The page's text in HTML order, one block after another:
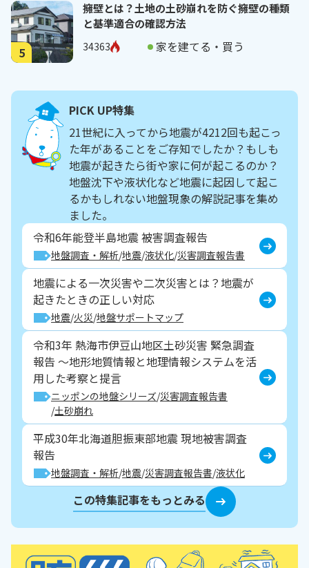
5
擁壁とは？土地の土砂崩れを防ぐ擁壁の種類
と基準適合の確認方法
34363 家を建てる・買う
PICK UP特集
21世紀に入ってから地震が4212回も起こっ
た年があることをご存知でしたか？もしも
地震が起きたら街や家に何が起こるのか？
地盤沈下や液状化など地震に起因して起こ
るかもしれない地盤現象の解説記事を集め
ました。
令和6年能登半島地震 被害調査報告
地盤調査・解析 地震 液状化 災害調査報告書
地震による一次災害や二次災害とは？地震が
起きたときの正しい対応
地震 火災 地盤サポートマップ
令和3年 熱海市伊豆山地区土砂災害 緊急調査
報告 ～地形地質情報と地理情報システムを活
用した考察と提言
ニッポンの地盤シリーズ 災害調査報告書
土砂崩れ
平成30年北海道胆振東部地震 現地被害調査
報告
地盤調査・解析 地震 災害調査報告書 液状化
この特集記事をもっとみる